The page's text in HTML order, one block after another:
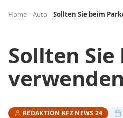
Home Auto Sollten Sie beim
Sollten
REDAKTION KFZ NEWS 24